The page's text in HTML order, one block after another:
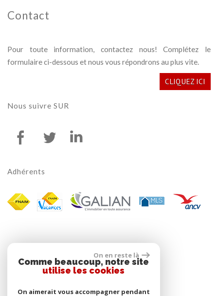
Contact
Pour toute information, contactez nous! Complétez le
formulaire ci-dessous et nous vous répondrons au plus vite.
CLIQUEZ ICI
Nous suivre SUR
Adhérents
On en reste là
Comme beaucoup, notre site
utilise les cookies
On aimerait vous accompagner pendant